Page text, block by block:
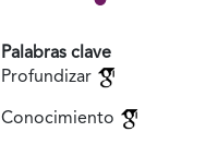
Palabras clave
Profundizar
Conocimiento